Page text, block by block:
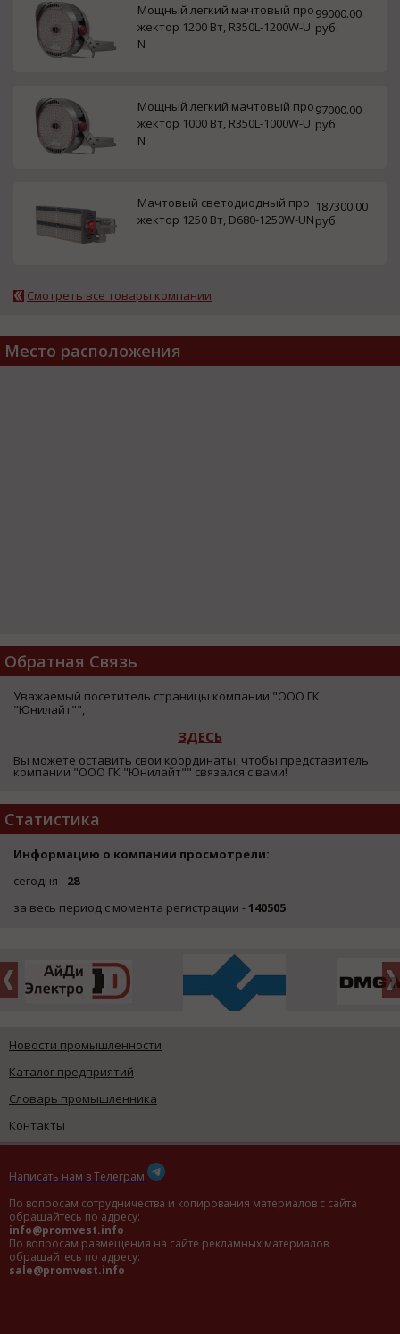
Мощный легкий мачтовый про
жектор 1200 Вт, R350L-1200W-U
N
99000.00
руб.
Мощный легкий мачтовый про
жектор 1000 Вт, R350L-1000W-U
N
97000.00
руб.
Мачтовый светодиодный про
жектор 1250 Вт, D680-1250W-UN
187300.00
руб.
Смотреть все товары компании
Место расположения
Обратная Связь
Уважаемый посетитель страницы компании "ООО ГК
"Юнилайт"",
ЗДЕСЬ
Вы можете оставить свои координаты, чтобы представитель
компании "ООО ГК "Юнилайт"" связался с вами!
Статистика
Информацию о компании просмотрели:
сегодня - 28
за весь период с момента регистрации -140505
Новости промышленности
Каталог предприятий
Словарь промышленника
Контакты
Написать нам в Телеграм
По вопросам сотрудничества и копирования материалов с сайта
обращайтесь по адресу:
info@promvest.info
По вопросам размещения на сайте рекламных материалов
обращайтесь по адресу:
sale@promvest.info